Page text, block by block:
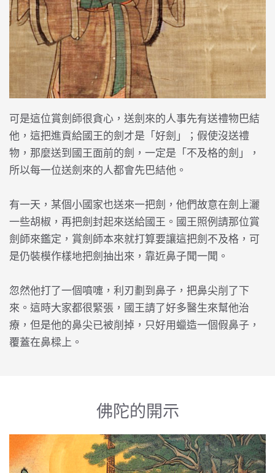
可是這位賞劍師很貪心，送劍來的人事先有送禮物巴結
他，這把進貢給國王的劍才是「好劍」；假使沒送禮
物，那麼送到國王面前的劍，一定是「不及格的劍」，
所以每一位送劍來的人都會先巴結他。
有一天，某個小國家也送來一把劍，他們故意在劍上灑
一些胡椒，再把劍封起來送給國王。國王照例請那位賞
劍師來鑑定，賞劍師本來就打算要讓這把劍不及格，可
是仍裝模作樣地把劍抽出來，靠近鼻子聞一聞。
忽然他打了一個噴嚏，利刃劃到鼻子，把鼻尖削了下
來。這時大家都很緊張，國王請了好多醫生來幫他治
療，但是他的鼻尖已被削掉，只好用蠟造一個假鼻子，
覆蓋在鼻樑上。
佛陀的開示